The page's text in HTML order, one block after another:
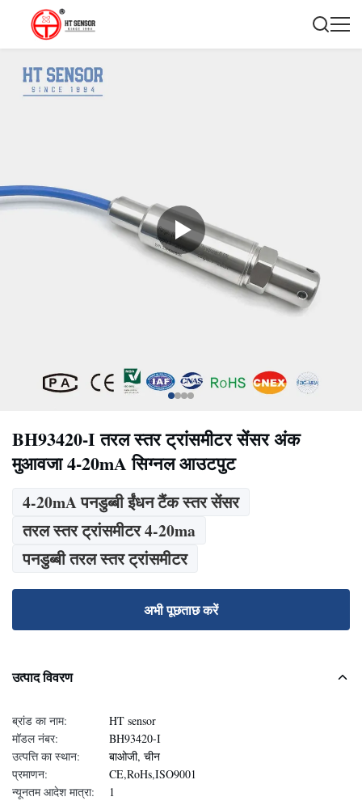
BH93420-I तरल स्तर ट्रांसमीटर सेंसर अंक
मुआवजा 4-20mA सिग्नल आउटपुट
4-20mA पनडुब्बी ईंधन टैंक स्तर सेंसर
तरल स्तर ट्रांसमीटर 4-20ma
पनडुब्बी तरल स्तर ट्रांसमीटर
अभी पूछताछ करें
उत्पाद विवरण
ब्रांड का नाम:
HT sensor
मॉडल नंबर:
BH93420-I
उत्पत्ति का स्थान:
बाओजी, चीन
प्रमाणन:
CE,RoHs,ISO9001
न्यूनतम आदेश मात्रा:
1